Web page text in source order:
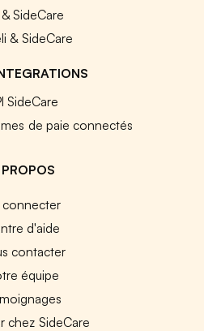
SideCare
& SideCare
SideCare
de paie connectés
connecter
d'aide
contacter
équipe
chez SideCare